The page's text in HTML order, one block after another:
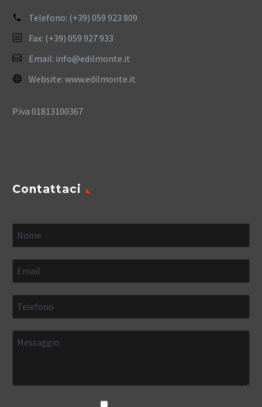
Telefono: (+39) 059 923 809
Fax: (+39) 059 927 933
Email: info@edilmonte.it
Website: www.edilmonte.it
P.iva 01813100367
Contattaci